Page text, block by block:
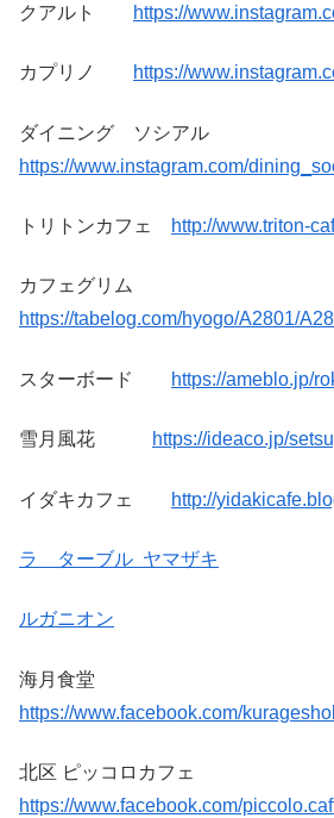
クアルト https://
カプリノ https://
ダイニング ソシアル
https://www.instagram.com/
トリトンカフェ http://www.triton-
カフェグリム
https://tabelog.com/hyogo/A2801/
スターボード https://ameblo.jp/
雪月風花 https://ideaco.jp/
イダキカフェ http://
ラ ターブル ヤマザキ
ルガニオン
海月食堂
https://www.facebook.com/
北区 ピッコロカフェ
https://www.facebook.com/